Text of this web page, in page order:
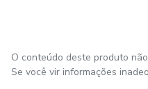
O conteúdo deste produto
Se você vir informações